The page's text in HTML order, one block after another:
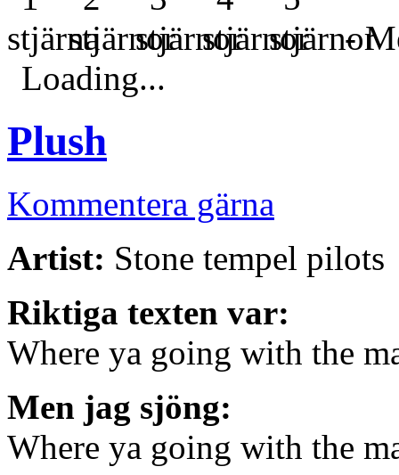
-
Loading...
Plush
Kommentera gärna
Artist: Stone tempel pilots
Riktiga texten var:
Where ya going with the
Men jag sjöng:
Where ya going with the